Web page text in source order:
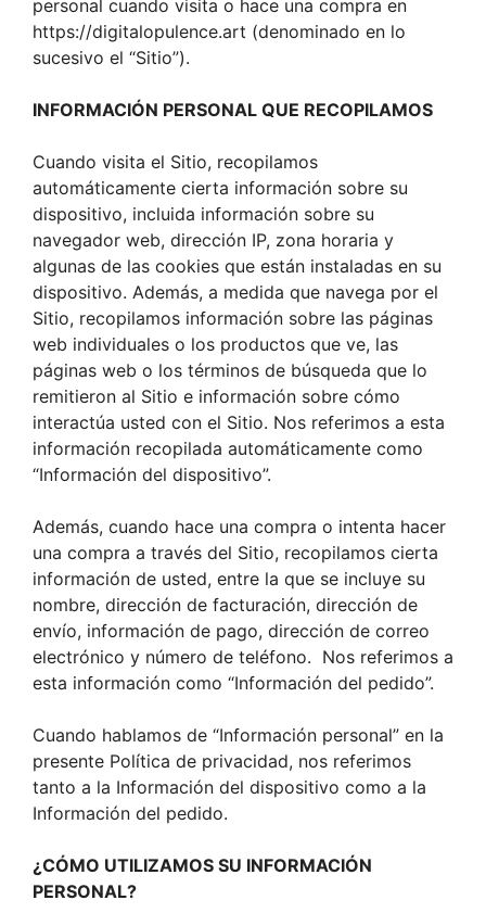
personal cuando visita o hace una compra en
https://digitalopulence.art (denominado en lo
sucesivo el “Sitio”).
INFORMACIÓN PERSONAL QUE RECOPILAMOS
Cuando visita el Sitio, recopilamos
automáticamente cierta información sobre su
dispositivo, incluida información sobre su
navegador web, dirección IP, zona horaria y
algunas de las cookies que están instaladas en su
dispositivo. Además, a medida que navega por el
Sitio, recopilamos información sobre las páginas
web individuales o los productos que ve, las
páginas web o los términos de búsqueda que lo
remitieron al Sitio e información sobre cómo
interactúa usted con el Sitio. Nos referimos a esta
información recopilada automáticamente como
“Información del dispositivo”.
Además, cuando hace una compra o intenta hacer
una compra a través del Sitio, recopilamos cierta
información de usted, entre la que se incluye su
nombre, dirección de facturación, dirección de
envío, información de pago, dirección de correo
electrónico y número de teléfono. Nos referimos a
esta información como “Información del pedido”.
Cuando hablamos de “Información personal” en la
presente Política de privacidad, nos referimos
tanto a la Información del dispositivo como a la
Información del pedido.
¿CÓMO UTILIZAMOS SU INFORMACIÓN
PERSONAL?